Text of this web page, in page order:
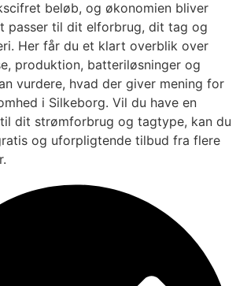
beløb, og økonomien bliver
passer til dit elforbrug, dit tag og
Her får du et klart overblik over
produktion, batteriløsninger og
vurdere, hvad der giver mening for
i Silkeborg. Vil du have en
dit strømforbrug og tagtype, kan du
og uforpligtende tilbud fra flere